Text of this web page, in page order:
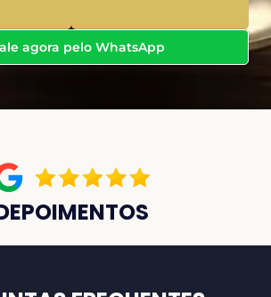
agora pelo WhatsApp